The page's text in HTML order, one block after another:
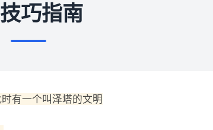
巧指南
有一个叫泽塔的文明